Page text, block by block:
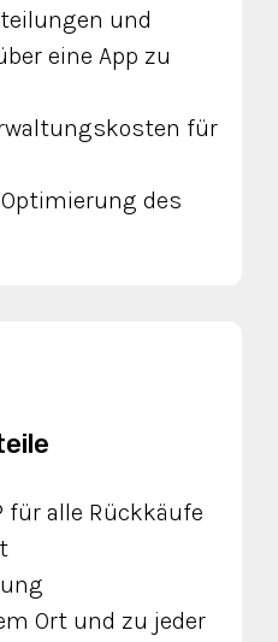
und
eine App zu
für
des
für alle Rückkäufe
Ort und zu jeder